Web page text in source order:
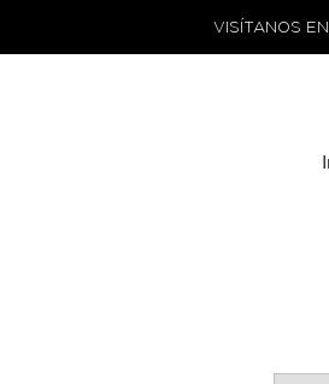
VISÍTANOS